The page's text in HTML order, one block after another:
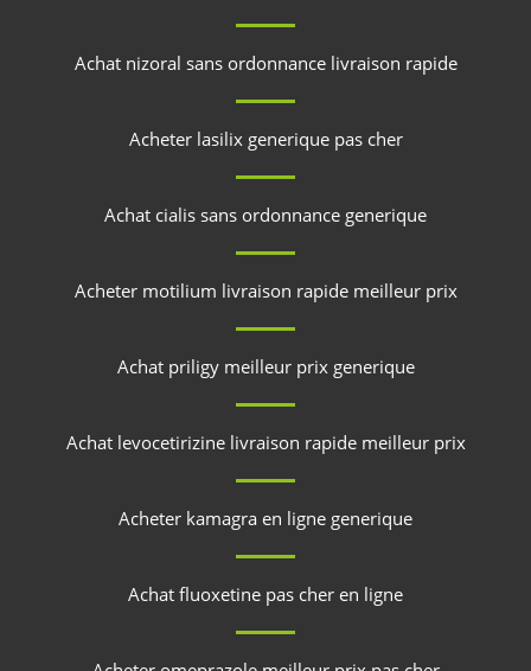
Achat nizoral sans ordonnance livraison rapide
Acheter lasilix generique pas cher
Achat cialis sans ordonnance generique
Acheter motilium livraison rapide meilleur prix
Achat priligy meilleur prix generique
Achat levocetirizine livraison rapide meilleur prix
Acheter kamagra en ligne generique
Achat fluoxetine pas cher en ligne